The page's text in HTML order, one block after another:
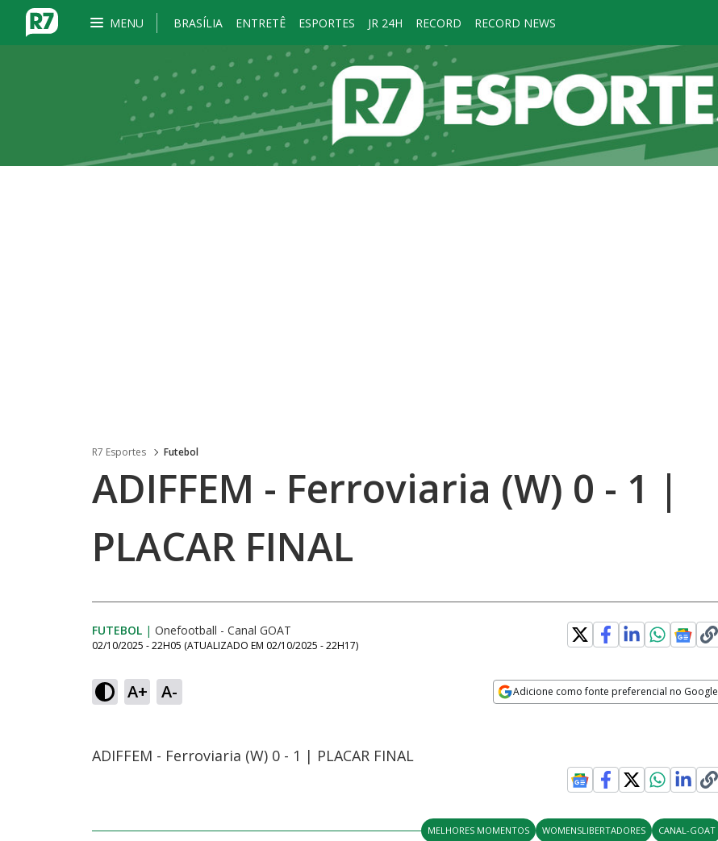
MENU BRASÍLIA ENTRETÊ ESPORTES JR 24H RECORD RECORD NEWS
R7 Esportes Futebol
ADIFFEM - Ferroviaria (W) 0 - 1 |
PLACAR FINAL
FUTEBOL | Onefootball - Canal GOAT
02/10/2025 - 22H05 (ATUALIZADO EM 02/10/2025 - 22H17)
A+ A- Adicione como fonte preferencial no Google
ADIFFEM - Ferroviaria (W) 0 - 1 | PLACAR FINAL
MELHORES MOMENTOS WOMENSLIBERTADORES CANAL-GOAT